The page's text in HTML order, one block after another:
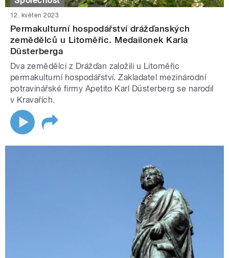
12. květen 2023
Permakulturní hospodářství drážďanských
zemědělců u Litoměřic. Medailonek Karla
Düsterberga
Dva zemědělci z Drážďan založili u Litoměřic
permakulturní hospodářství. Zakladatel mezinárodní
potravinářské firmy Apetito Karl Düsterberg se narodil
v Kravařích.